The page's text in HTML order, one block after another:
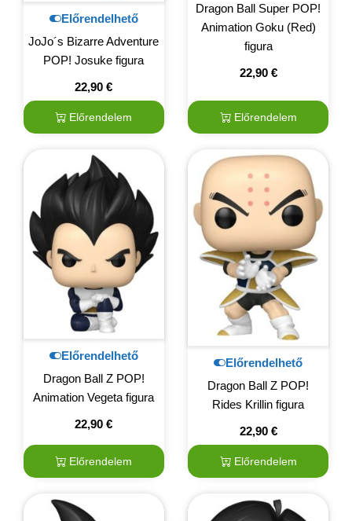
Előrendelhető
JoJo´s Bizarre Adventure
POP! Josuke figura
22,90€
Előrendelem
Dragon Ball Super POP!
Animation Goku (Red)
figura
22,90 €
Előrendelem
Előrendelhető
Dragon Ball Z POP!
Animation Vegeta figura
22,90€
Előrendelem
Előrendelhető
Dragon Ball Z POP!
Rides Krillin figura
22,90 €
Előrendelem